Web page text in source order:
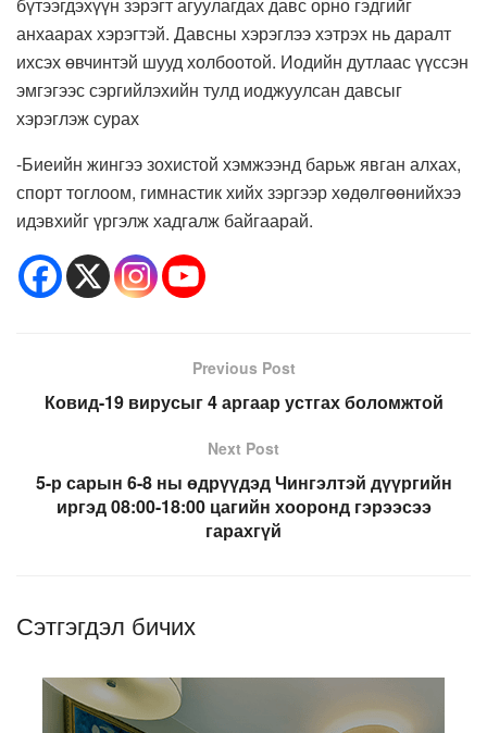
анхаарах хэрэгтэй. Давсны хэрэглээ хэтрэх нь даралт
ихсэх өвчинтэй шууд холбоотой. Иодийн дутлаас үүссэн
эмгэгээс сэргийлэхийн тулд иоджуулсан давсыг
хэрэглэж сурах
-Биеийн жингээ зохистой хэмжээнд барьж явган алхах,
спорт тоглоом, гимнастик хийх зэргээр хөдөлгөөнийхээ
идэвхийг үргэлж хадгалж байгаарай.
Previous Post
Ковид-19 вирусыг 4 аргаар устгах боломжтой
Next Post
5-р сарын 6-8 ны өдрүүдэд Чингэлтэй дүүргийн
иргэд 08:00-18:00 цагийн хооронд гэрээсээ
гарахгүй
Сэтгэгдэл бичих